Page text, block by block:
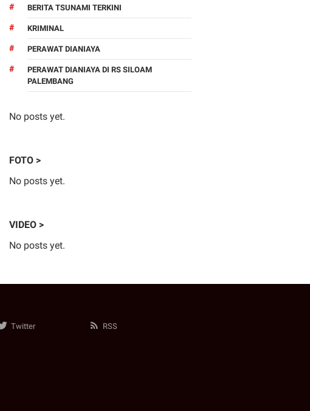
BERITA TSUNAMI TERKINI
KRIMINAL
PERAWAT DIANIAYA
PERAWAT DIANIAYA DI RS SILOAM
PALEMBANG
No posts yet.
FOTO >
No posts yet.
VIDEO >
No posts yet.
Twitter RSS